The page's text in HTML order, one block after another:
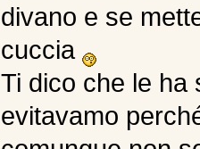
divano e se
cuccia
Ti dico che le ha
evitavamo